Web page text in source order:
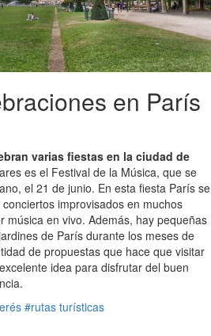
en París
varias fiestas en la ciudad de
es el Festival de la Música, que se
el 21 de junio. En esta fiesta París se
improvisados en muchos
música en vivo. Además, hay pequeñas
de París durante los meses de
de propuestas que hace que visitar
idea para disfrutar del buen
#rutas turísticas